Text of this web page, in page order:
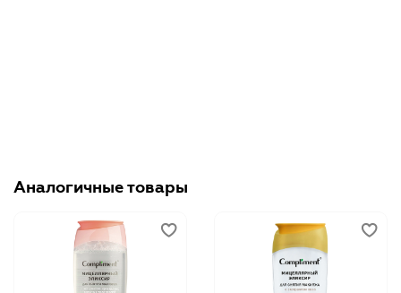
Аналогичные товары